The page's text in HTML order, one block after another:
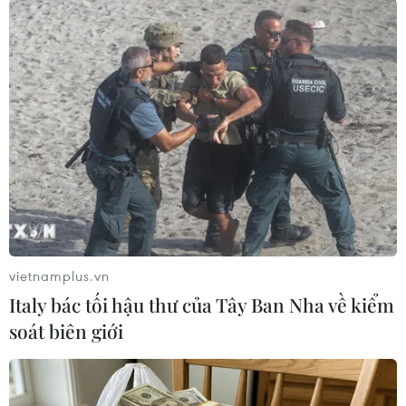
#Hàn Quốc #KCNA
#Tấn công quân sự
#Truyền đơn
Hàn Quốc Triều Tiên
Theo dõi VietnamPlus
vietnamplus.vn
Italy bác tối hậu thư của Tây Ban Nha về kiểm
soát biên giới